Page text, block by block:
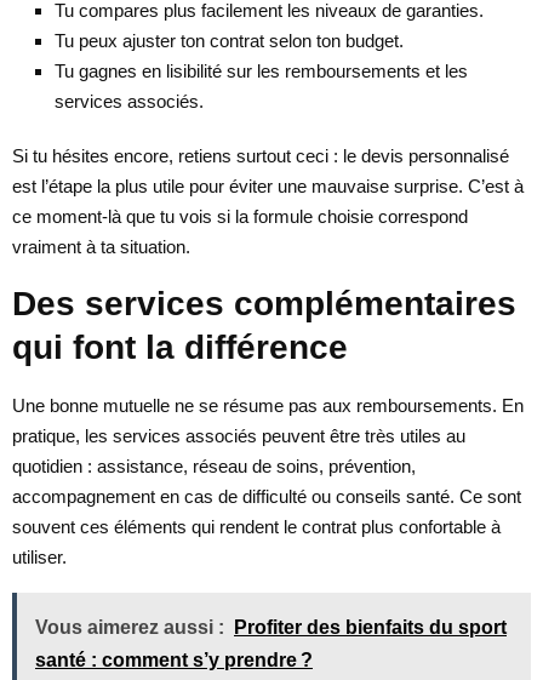
Tu compares plus facilement les niveaux de garanties.
Tu peux ajuster ton contrat selon ton budget.
Tu gagnes en lisibilité sur les remboursements et les
services associés.
Si tu hésites encore, retiens surtout ceci : le devis personnalisé
est l’étape la plus utile pour éviter une mauvaise surprise. C’est à
ce moment-là que tu vois si la formule choisie correspond
vraiment à ta situation.
Des services complémentaires
qui font la différence
Une bonne mutuelle ne se résume pas aux remboursements. En
pratique, les services associés peuvent être très utiles au
quotidien : assistance, réseau de soins, prévention,
accompagnement en cas de difficulté ou conseils santé. Ce sont
souvent ces éléments qui rendent le contrat plus confortable à
utiliser.
Vous aimerez aussi :
Profiter des bienfaits du sport
santé : comment s’y prendre ?